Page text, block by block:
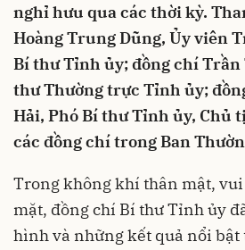
nghỉ hưu qua các thời kỳ.
Hoàng Trung Dũng, Ủy viên
Bí thư Tỉnh ủy; đồng chí Trần
thư Thường trực Tỉnh ủy;
Hải, Phó Bí thư Tỉnh ủy, Chủ
các đồng chí trong Ban
Trong không khí thân mật, vui
mặt, đồng chí Bí thư Tỉnh ủy
hình và những kết quả nổi